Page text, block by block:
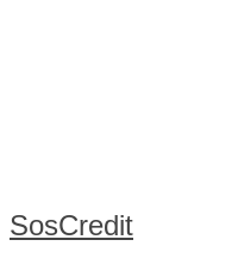
SosCredit